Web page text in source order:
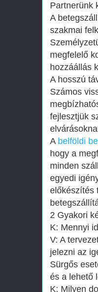
Partnerünk
A
szakmai
megfelelő
hozzáállás
A hosszú
Számos
fejlesztjük
A belföldi
hogy a
minden
egyedi
előkészítés
2 Gyakori
K: Mennyi
V: A
jelezni az
Sürgős
és a lehető
K: Milyen